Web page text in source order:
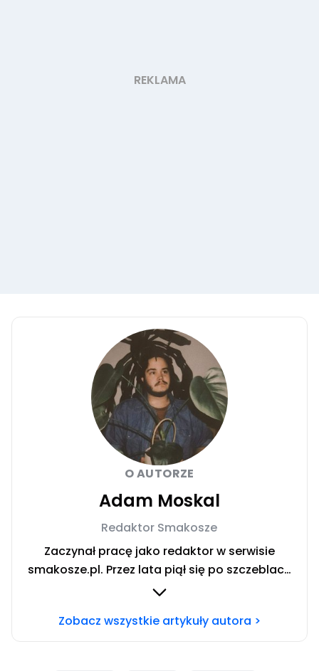
O AUTORZE
Adam Moskal
Redaktor Smakosze
Zaczynał pracę jako redaktor w serwisie
smakosze.pl. Przez lata piął się po szczeblach
przez stanowiska wydawnicze, w serwisach
oraz papilot.pl. Przez ponad rok dbał o serwis
Zobacz wszystkie artykuły autora >